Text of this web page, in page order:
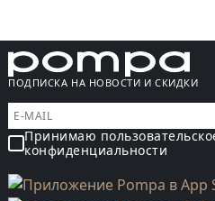
ПОДПИСКА НА НОВОСТИ И СКИДКИ
Принимаю
конфиденциальности